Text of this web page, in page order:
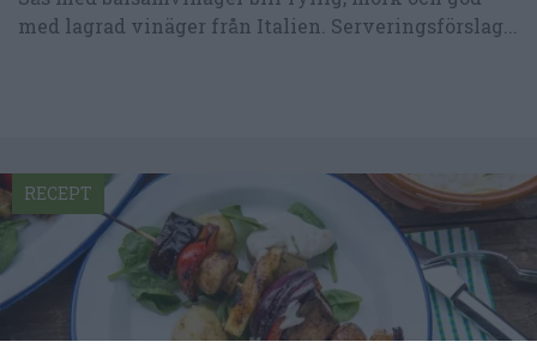
med lagrad vinäger från Italien. Serveringsförslag...
RECEPT